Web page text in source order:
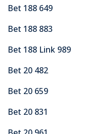
Bet 188 649
Bet 188 883
Bet 188 Link 989
Bet 20 482
Bet 20 659
Bet 20 831